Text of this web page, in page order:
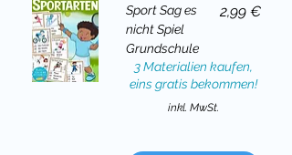
Sport Sag es
nicht Spiel
Grundschule
Preis
2,99 €
3 Materialien kaufen,
eins gratis bekommen!
inkl. MwSt.